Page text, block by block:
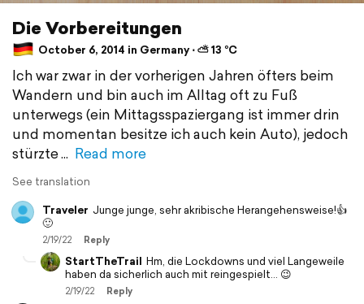
Die Vorbereitungen
October 6, 2014 in Germany ⋅ ⛅ 13 °C
Ich war zwar in der vorherigen Jahren öfters beim
Wandern und bin auch im Alltag oft zu Fuß
unterwegs (ein Mittagsspaziergang ist immer drin
und momentan besitze ich auch kein Auto), jedoch
stürzte
Read more
See translation
Traveler Junge junge, sehr akribische Herangehensweise!👍
🙂
2/19/22 Reply
StartTheTrail Hm, die Lockdowns und viel Langeweile
haben da sicherlich auch mit reingespielt… 😉
2/19/22 Reply